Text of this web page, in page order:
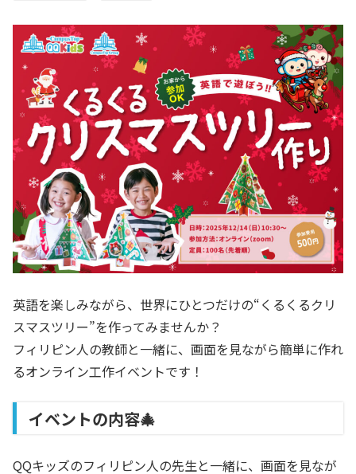
英語を楽しみながら、世界にひとつだけの“くるくるクリ
スマスツリー”を作ってみませんか？
フィリピン人の教師と一緒に、画面を見ながら簡単に作れ
るオンライン工作イベントです！
イベントの内容🎄
QQキッズのフィリピン人の先生と一緒に、画面を見なが